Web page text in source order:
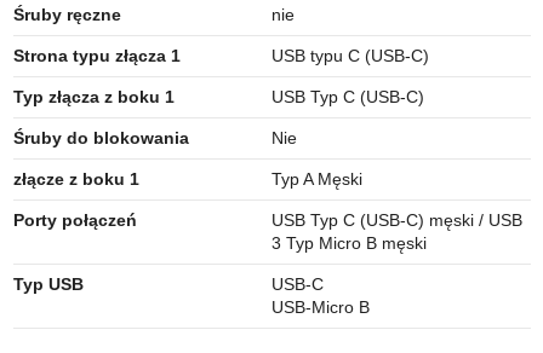
Śruby ręczne nie
Strona typu złącza 1 USB typu C (USB-C)
Typ złącza z boku 1 USB Typ C (USB-C)
Śruby do blokowania Nie
złącze z boku 1 Typ A Męski
Porty połączeń
USB Typ C (USB-C) męski / USB
3 Typ Micro B męski
Typ USB
USB-C
USB-Micro B